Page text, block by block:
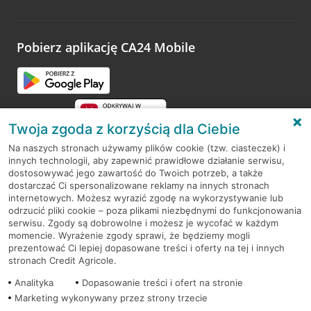
opinie.
Pobierz aplikację CA24 Mobile
RODO
Regulamin serwisu
Mapa serwisu
PolitykaCookies
Twoja zgoda z korzyścią dla Ciebie
Na naszych stronach używamy plików cookie (tzw. ciasteczek) i
innych technologii, aby zapewnić prawidłowe działanie serwisu,
dostosowywać jego zawartość do Twoich potrzeb, a także
dostarczać Ci spersonalizowane reklamy na innych stronach
internetowych. Możesz wyrazić zgodę na wykorzystywanie lub
odrzucić pliki cookie – poza plikami niezbędnymi do funkcjonowania
serwisu. Zgody są dobrowolne i możesz je wycofać w każdym
momencie. Wyrażenie zgody sprawi, że będziemy mogli
prezentować Ci lepiej dopasowane treści i oferty na tej i innych
stronach Credit Agricole.
Analityka
Dopasowanie treści i ofert na stronie
Marketing wykonywany przez strony trzecie